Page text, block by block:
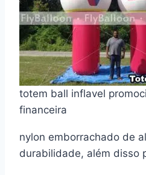
totem ball inflavel
financeira
nylon emborrachado de
durabilidade, além disso